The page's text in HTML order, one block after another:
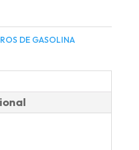
DE GASOLINA